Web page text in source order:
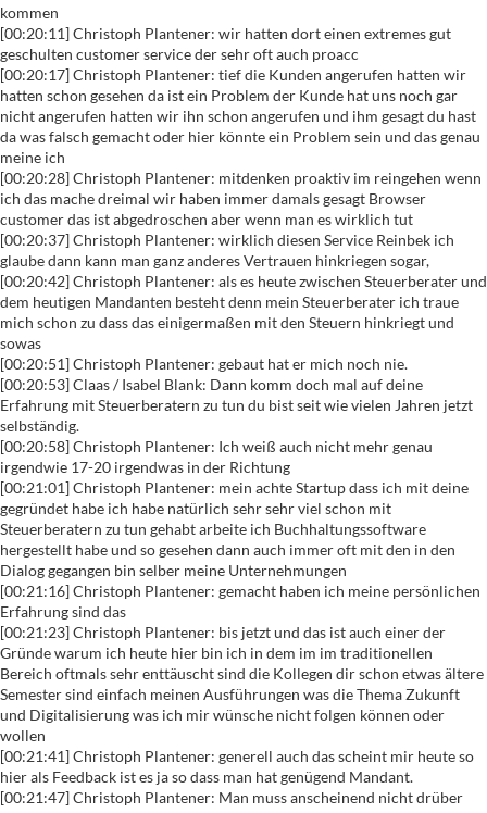
kommen
[00:20:11] Christoph Plantener: wir hatten dort einen extremes gut
geschulten customer service der sehr oft auch proacc
[00:20:17] Christoph Plantener: tief die Kunden angerufen hatten wir
hatten schon gesehen da ist ein Problem der Kunde hat uns noch gar
nicht angerufen hatten wir ihn schon angerufen und ihm gesagt du hast
da was falsch gemacht oder hier könnte ein Problem sein und das genau
meine ich
[00:20:28] Christoph Plantener: mitdenken proaktiv im reingehen wenn
ich das mache dreimal wir haben immer damals gesagt Browser
customer das ist abgedroschen aber wenn man es wirklich tut
[00:20:37] Christoph Plantener: wirklich diesen Service Reinbek ich
glaube dann kann man ganz anderes Vertrauen hinkriegen sogar,
[00:20:42] Christoph Plantener: als es heute zwischen Steuerberater und
dem heutigen Mandanten besteht denn mein Steuerberater ich traue
mich schon zu dass das einigermaßen mit den Steuern hinkriegt und
sowas
[00:20:51] Christoph Plantener: gebaut hat er mich noch nie.
[00:20:53] Claas / Isabel Blank: Dann komm doch mal auf deine
Erfahrung mit Steuerberatern zu tun du bist seit wie vielen Jahren jetzt
selbständig.
[00:20:58] Christoph Plantener: Ich weiß auch nicht mehr genau
irgendwie 17-20 irgendwas in der Richtung
[00:21:01] Christoph Plantener: mein achte Startup dass ich mit deine
gegründet habe ich habe natürlich sehr sehr viel schon mit
Steuerberatern zu tun gehabt arbeite ich Buchhaltungssoftware
hergestellt habe und so gesehen dann auch immer oft mit den in den
Dialog gegangen bin selber meine Unternehmungen
[00:21:16] Christoph Plantener: gemacht haben ich meine persönlichen
Erfahrung sind das
[00:21:23] Christoph Plantener: bis jetzt und das ist auch einer der
Gründe warum ich heute hier bin ich in dem im im traditionellen
Bereich oftmals sehr enttäuscht sind die Kollegen dir schon etwas ältere
Semester sind einfach meinen Ausführungen was die Thema Zukunft
und Digitalisierung was ich mir wünsche nicht folgen können oder
wollen
[00:21:41] Christoph Plantener: generell auch das scheint mir heute so
hier als Feedback ist es ja so dass man hat genügend Mandant.
[00:21:47] Christoph Plantener: Man muss anscheinend nicht drüber